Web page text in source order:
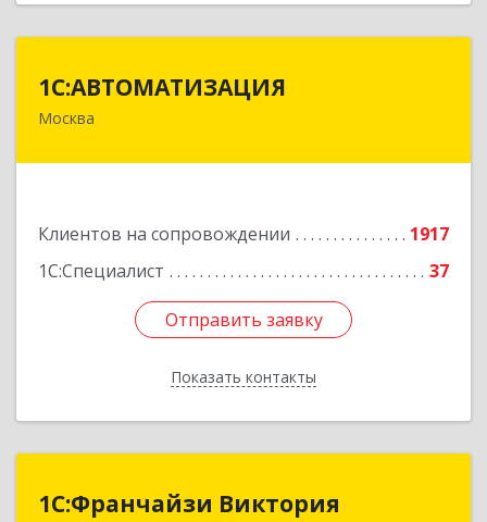
1С:АВТОМАТИЗАЦИЯ
Москва
Клиентов на сопровождении
1917
1С:Специалист
37
Отправить заявку
Показать контакты
111024, Москва г, Энтузиастов 1-я ул, дом №
Отправить заявку
Назад
1С:Франчайзи Виктория
1С:Франчайзи Виктория